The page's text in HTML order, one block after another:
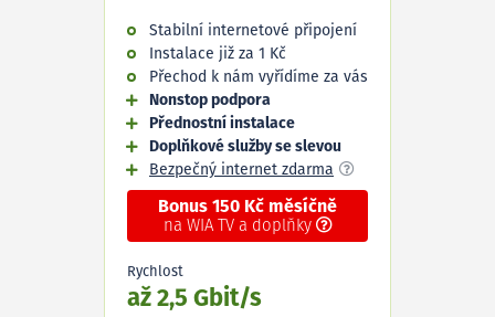
Stabilní internetové připojení
Instalace již za 1 Kč
Přechod k nám vyřídíme za vás
Nonstop podpora
Přednostní instalace
Doplňkové služby se slevou
Bezpečný internet zdarma
Bonus 150 Kč měsíčně
na WIA TV a doplňky
Rychlost
až 2,5 Gbit/s